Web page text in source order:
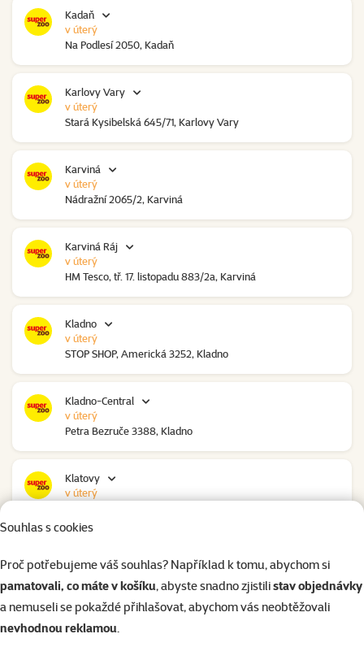
Souhlas s cookies
Proč potřebujeme váš souhlas? Například k tomu, abychom si
pamatovali, co máte v košíku, abyste snadno zjistilistav objednávky
a nemuseli se pokaždé přihlašovat, abychom vás neobtěžovali
nevhodnou reklamou.
Kadaň
Na Podlesí 2050, Kadaň
v úterý
Karlovy Vary
Stará Kysibelská 645/71, Karlovy Vary
v úterý
Karviná
Nádražní 2065/2, Karviná
v úterý
Karviná Ráj
HM Tesco, tř. 17. listopadu 883/2a, Karviná
v úterý
Kladno
STOP SHOP, Americká 3252, Kladno
v úterý
Kladno-Central
Petra Bezruče 3388, Kladno
v úterý
Klatovy
v úterý
Polepská 979, Kolín
v úterý
Kolín Ovčáry